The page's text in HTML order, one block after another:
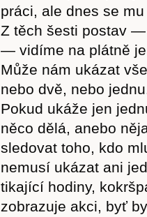
práci, ale dnes se
Z těch šesti postav —
— vidíme na plátně
Může nám ukázat
nebo dvě, nebo
Pokud ukáže jen
něco dělá, anebo
sledovat toho, kdo
nemusí ukázat ani
tikající hodiny,
zobrazuje akci, byť